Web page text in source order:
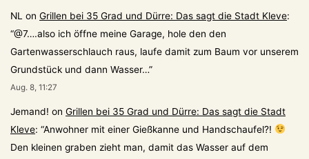
NL on Grillen bei 35 Grad und Dürre: Das sagt die Stadt Kleve:
“@7….also ich öffne meine Garage, hole den den
Gartenwasserschlauch raus, laufe damit zum Baum vor unserem
Grundstück und dann Wasser…”
Aug. 8, 11:27
Jemand! on Grillen bei 35 Grad und Dürre: Das sagt die Stadt
Kleve: “Anwohner mit einer Gießkanne und Handschaufel?!
Den kleinen graben zieht man, damit das Wasser auf dem